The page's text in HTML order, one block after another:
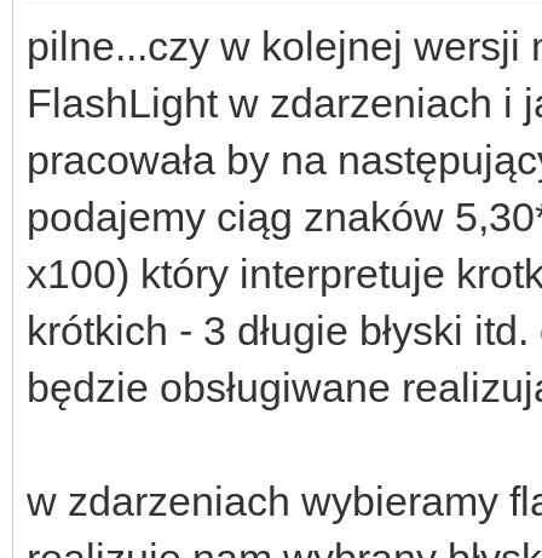
pilne...czy w kolejnej wersji
FlashLight w zdarzeniach i
pracowała by na
podajemy ciąg znaków
x100) który interpretuje
krótkich - 3 długie błyski
będzie obsługiwane
w zdarzeniach wybieramy